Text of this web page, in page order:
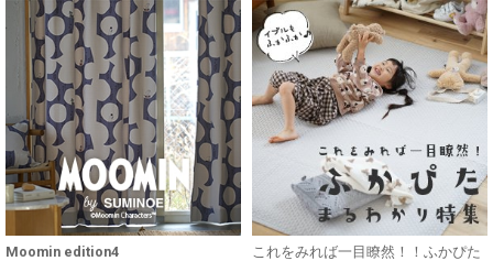
Moomin edition4
これをみれば一目瞭然！！ふかぴた